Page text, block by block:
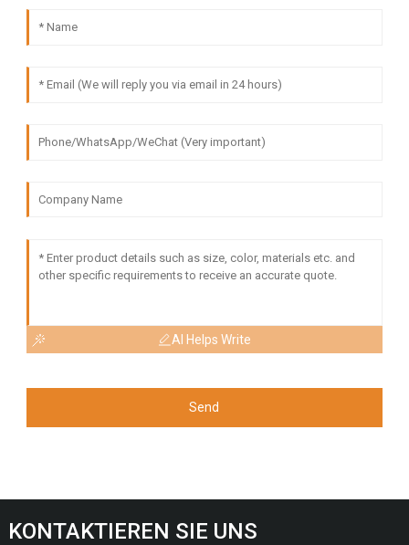
AI Helps Write
Send
KONTAKTIEREN SIE UNS